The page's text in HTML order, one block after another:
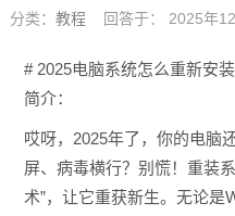
分类： 教程 回答于： 2025年
# 2025电脑系统怎么重新安
简介：
哎呀，2025年了，你的电脑
屏、病毒横行？别慌！重装
术”，让它重获新生。无论是